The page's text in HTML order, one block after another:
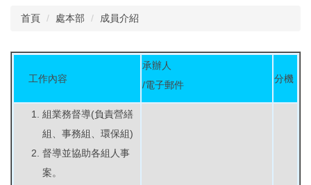
處本部
營繕組
環境保護組
經營保管組
首頁 處本部 成員介紹
工作內容
承辦人
/電子郵件
分機
組業務督導(負責營繕
組、事務組、環保組)
督導並協助各組人事
案。